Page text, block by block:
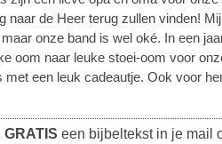
naar de Heer terug zullen vinden!
onze band is wel oké. In een
oom naar leuke stoei-oom voor
met een leuk cadeautje. Ook voor
GRATIS een bijbeltekst in je mail